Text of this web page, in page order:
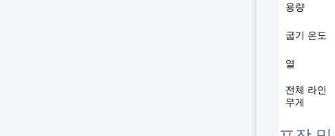
용량
굽기 온도
열
전체 라인
무게